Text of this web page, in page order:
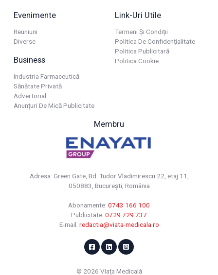
Evenimente
Reuniuni
Diverse
Business
Industria Farmaceutică
Sănătate Privată
Advertorial
Anunțuri De Mică Publicitate
Link-Uri Utile
Termeni Și Condiții
Politica De Confidențialitate
Politica Publicitară
Politica Cookie
Membru
Adresa: Green Gate, Bd. Tudor Vladimirescu 22, etaj 11,
050883, Bucureşti, România
Abonamente: 0743 166 100
Publicitate: 0729 729 737
E-mail: redactia@viata-medicala.ro
© 2026 Viața Medicală